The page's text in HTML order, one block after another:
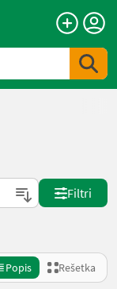
Filtri
Popis Rešetka